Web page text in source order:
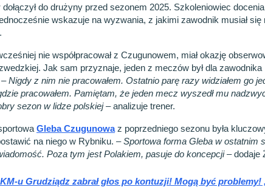
do drużyny przed sezonem 2025. Szkoleniowiec
wskazuje na wyzwania, z jakimi zawodnik musiał się
nie współpracował z Czugunowem, miał okazję
Jak sam przyznaje, jeden z meczów był dla zawodnika
– Nigdy z nim nie pracowałem. Ostatnio parę razy widziałem go
pracowałem. Pamiętam, że jeden mecz wyszedł mu
sezon w lidze polskiej– analizuje trener.
Gleba Czugunowaz poprzedniego sezonu była
na niego w Rybniku. – Sportowa forma Gleba w ostatnim
Poza tym jest Polakiem, pasuje do koncepcji– dodaje
u Grudziądz zabrał głos po kontuzji! Mogą być problemy!